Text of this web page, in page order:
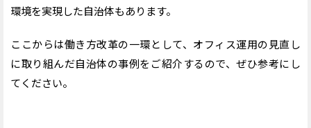
環境を実現した自治体もあります。
ここからは働き方改革の一環として、オフィス運用の見直し
に取り組んだ自治体の事例をご紹介するので、ぜひ参考にし
てください。